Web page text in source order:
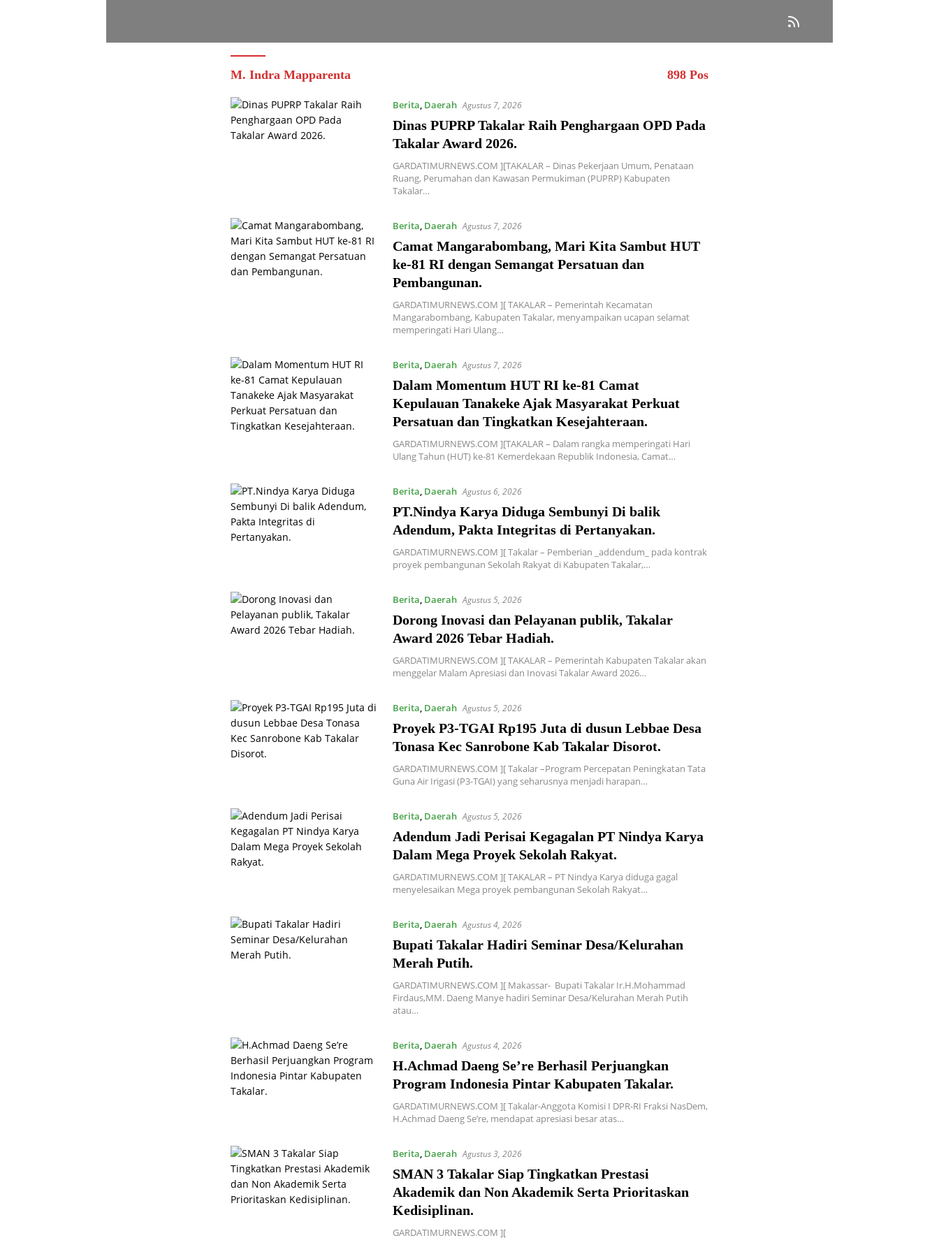
M. Indra Mapparenta 898 Pos
Berita Daerah Agustus 7, 2026
Dinas PUPRP Takalar Raih Penghargaan OPD Pada
Takalar Award 2026.
GARDATIMURNEWS.COM ][TAKALAR – Dinas Pekerjaan Umum, Penataan
Ruang, Perumahan dan Kawasan Permukiman (PUPRP) Kabupaten
Takalar…
Berita Daerah Agustus 7, 2026
Camat Mangarabombang, Mari Kita Sambut HUT
ke-81 RI dengan Semangat Persatuan dan
Pembangunan.‍
GARDATIMURNEWS.COM ][ TAKALAR – Pemerintah Kecamatan
Mangarabombang, Kabupaten Takalar, menyampaikan ucapan selamat
memperingati Hari Ulang…
Berita Daerah Agustus 7, 2026
Dalam Momentum HUT RI ke-81 Camat
Kepulauan Tanakeke Ajak Masyarakat Perkuat
Persatuan dan Tingkatkan Kesejahteraan.
GARDATIMURNEWS.COM ][TAKALAR – Dalam rangka memperingati Hari
Ulang Tahun (HUT) ke-81 Kemerdekaan Republik Indonesia, Camat…
Berita Daerah Agustus 6, 2026
PT.Nindya Karya Diduga Sembunyi Di balik
Adendum, Pakta Integritas di Pertanyakan.
GARDATIMURNEWS.COM ][ Takalar – Pemberian _addendum_ pada kontrak
proyek pembangunan Sekolah Rakyat di Kabupaten Takalar,…
Berita Daerah Agustus 5, 2026
Dorong Inovasi dan Pelayanan publik, Takalar
Award 2026 Tebar Hadiah.
GARDATIMURNEWS.COM ][ TAKALAR – Pemerintah Kabupaten Takalar akan
menggelar Malam Apresiasi dan Inovasi Takalar Award 2026…
Berita Daerah Agustus 5, 2026
Proyek P3-TGAI Rp195 Juta di dusun Lebbae Desa
Tonasa Kec Sanrobone Kab Takalar Disorot.
GARDATIMURNEWS.COM ][ Takalar –Program Percepatan Peningkatan Tata
Guna Air Irigasi (P3-TGAI) yang seharusnya menjadi harapan…
Berita Daerah Agustus 5, 2026
Adendum Jadi Perisai Kegagalan PT Nindya Karya
Dalam Mega Proyek Sekolah Rakyat.
GARDATIMURNEWS.COM ][ TAKALAR – PT Nindya Karya diduga gagal
menyelesaikan Mega proyek pembangunan Sekolah Rakyat…
Berita Daerah Agustus 4, 2026
Bupati Takalar Hadiri Seminar Desa/Kelurahan
Merah Putih.
GARDATIMURNEWS.COM ][ Makassar-‍ Bupati Takalar Ir.H.Mohammad
Firdaus,MM. Daeng Manye hadiri Seminar Desa/Kelurahan Merah Putih
atau…
Berita Daerah Agustus 4, 2026
H.Achmad Daeng Se’re Berhasil Perjuangkan
Program Indonesia Pintar Kabupaten Takalar.
GARDATIMURNEWS.COM ][ Takalar-Anggota Komisi I DPR-RI Fraksi NasDem,
H.Achmad Daeng Se’re, mendapat apresiasi besar atas…
Berita Daerah Agustus 3, 2026
SMAN 3 Takalar Siap Tingkatkan Prestasi
Akademik dan Non Akademik Serta Prioritaskan
Kedisiplinan.
GARDATIMURNEWS.COM ][